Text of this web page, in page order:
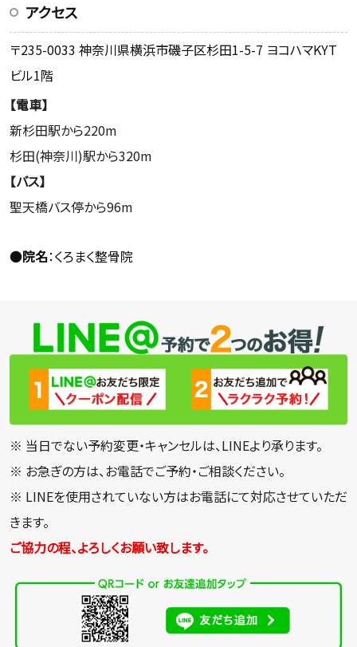
アクセス
〒235-0033 神奈川県横浜市磯子区杉田1-5-7 ヨコハマKYT
ビル1階
【電車】
新杉田駅から220m
杉田(神奈川)駅から320m
【バス】
聖天橋バス停から96m
●院名：くろまく整骨院
※ 当日でない予約変更・キャンセルは、LINEより承ります。
※ お急ぎの方は、お電話でご予約・ご相談ください。
※ LINEを使用されていない方はお電話にて対応させていただ
きます。
ご協力の程、よろしくお願い致します。